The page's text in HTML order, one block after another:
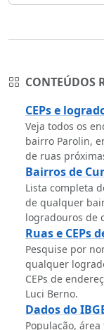
CONTEÚDOS
CEPs e
Veja todos os
bairro Parolin,
de ruas
Bairros de
Lista completa
de qualquer
logradouros de
Ruas e CEPs
Pesquise por
qualquer
CEPs de
Luci Berno.
Dados do
População,